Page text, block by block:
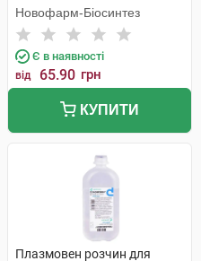
Новофарм-Біосинтез
Є в наявності
від 65.90 грн
КУПИТИ
Плазмовен розчин для